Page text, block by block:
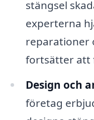
stängsel
experterna
reparationer
fortsätter att
Design och
företag